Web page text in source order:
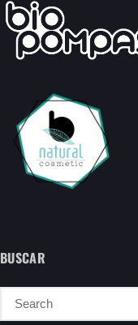
BUSCAR